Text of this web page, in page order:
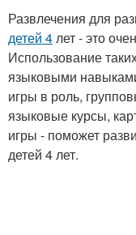
Развлечения для
детей 4лет - это
Использование
языковыми
игры в роль,
языковые курсы,
игры - поможет
детей 4 лет.